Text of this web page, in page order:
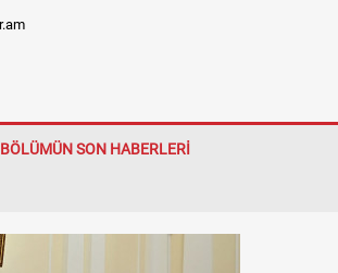
BÖLÜMÜN SON HABERLERİ